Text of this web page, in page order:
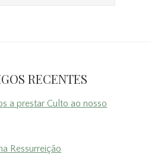
RECENTES
a prestar Culto ao nosso
Ressurreição